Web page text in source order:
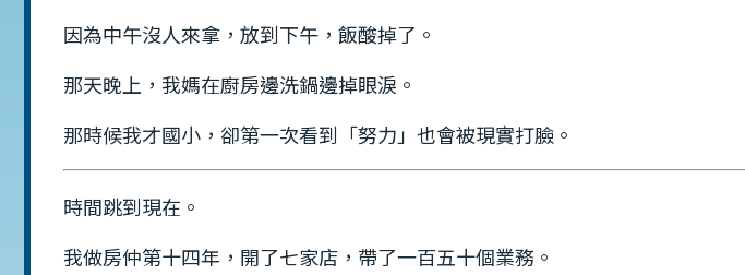
因為中午沒人來拿，放到下午，飯酸掉了。
那天晚上，我媽在廚房邊洗鍋邊掉眼淚。
那時候我才國小，卻第一次看到「努力」也會被現實打臉。
時間跳到現在。
我做房仲第十四年，開了七家店，帶了一百五十個業務。